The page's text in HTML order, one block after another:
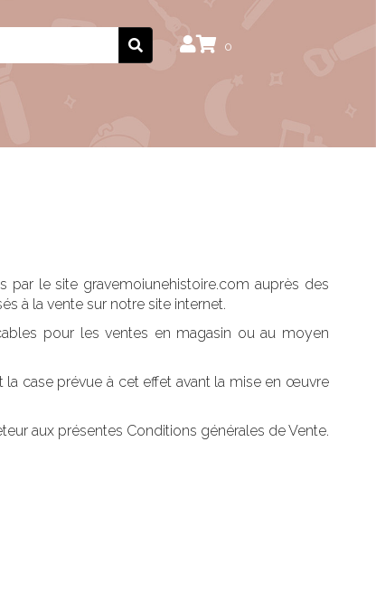
0
par le site gravemoiunehistoire.com auprès des
à la vente sur notre site internet.
pour les ventes en magasin ou au moyen
la case prévue à cet effet avant la mise en œuvre
aux présentes Conditions générales de Vente.